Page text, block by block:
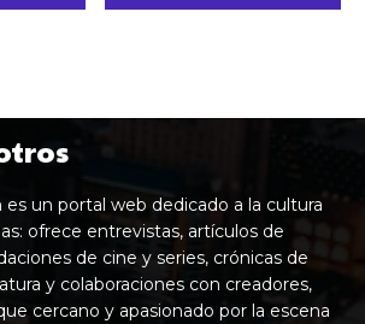
es un portal web dedicado a la cultura
ofrece entrevistas, artículos de
de cine y series, crónicas de
y colaboraciones con creadores,
cercano y apasionado por la escena